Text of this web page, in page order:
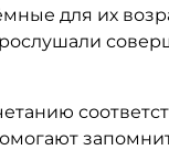
для их